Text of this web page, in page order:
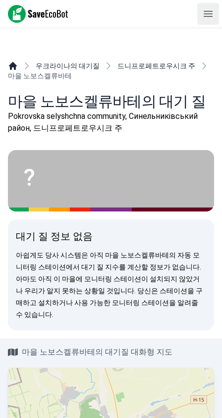
SaveEcoBot
우크라이나의 대기질
드니프로페트로우시크 주
마을 노보스켈류바테
마을 노보스켈류바테의 대기 질
Pokrovska selyshchna community, Синельниківський
район, 드니프로페트로우시크 주
?
대기 질 정보 없음
아쉽게도 당사 시스템은 아직 마을 노보스켈류바테의 자동 모
니터링 스테이션에서 대기 질 지수를 계산할 정보가 없습니다.
아마도 아직 이 마을에 모니터링 스테이션이 설치되지 않았거
나 우리가 알지 못하는 상황일 것입니다. 당신은 스테이션을 구
매하고 설치하거나 사용 가능한 모니터링 스테이션을 알려줄
수 있습니다.
마을 노보스켈류바테의 대기질 대화형 지도